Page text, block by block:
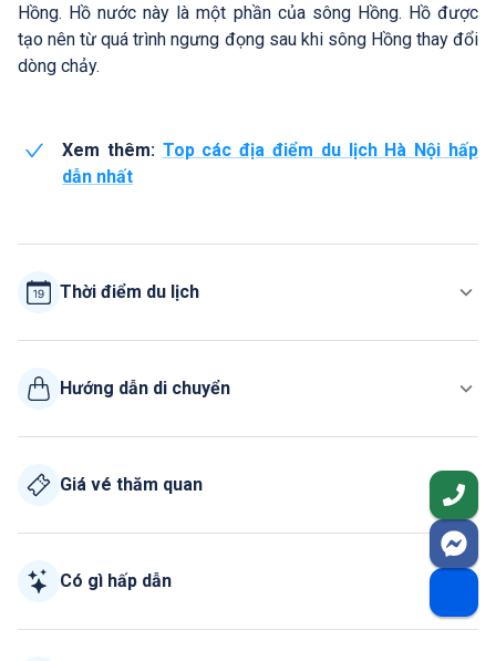
Hồng. Hồ nước này là một phần của sông Hồng. Hồ được
tạo nên từ quá trình ngưng đọng sau khi sông Hồng thay đổi
dòng chảy.
Xem thêm: Top các địa điểm du lịch Hà Nội hấp
dẫn nhất
Thời điểm du lịch
Hướng dẫn di chuyển
Giá vé thăm quan
Có gì hấp dẫn